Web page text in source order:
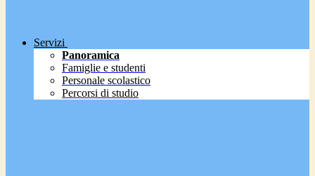
Servizi
Panoramica
Famiglie e studenti
Personale scolastico
Percorsi di studio